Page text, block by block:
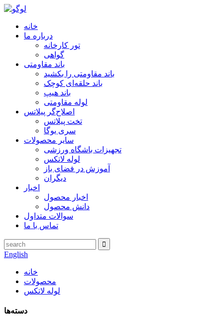
خانه
درباره ما
تور کارخانه
گواهی
باند مقاومتی
باند مقاومتی را بکشید
باند حلقه‌ای کوچک
باند هیپ
لوله مقاومتی
اصلاح‌گر پیلاتس
تخت پیلاتس
سری یوگا
سایر محصولات
تجهیزات باشگاه ورزشی
لوله لاتکس
آموزش در فضای باز
دیگران
اخبار
اخبار محصول
دانش محصول
سوالات متداول
تماس با ما
English
خانه
محصولات
لوله لاتکس
دسته‌ها